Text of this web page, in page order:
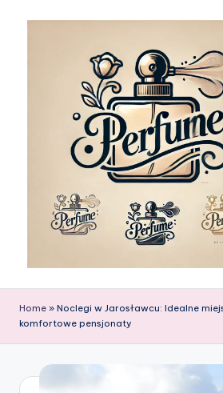
Home » Noclegi w Jarosławcu: Idealne
komfortowe pensjonaty